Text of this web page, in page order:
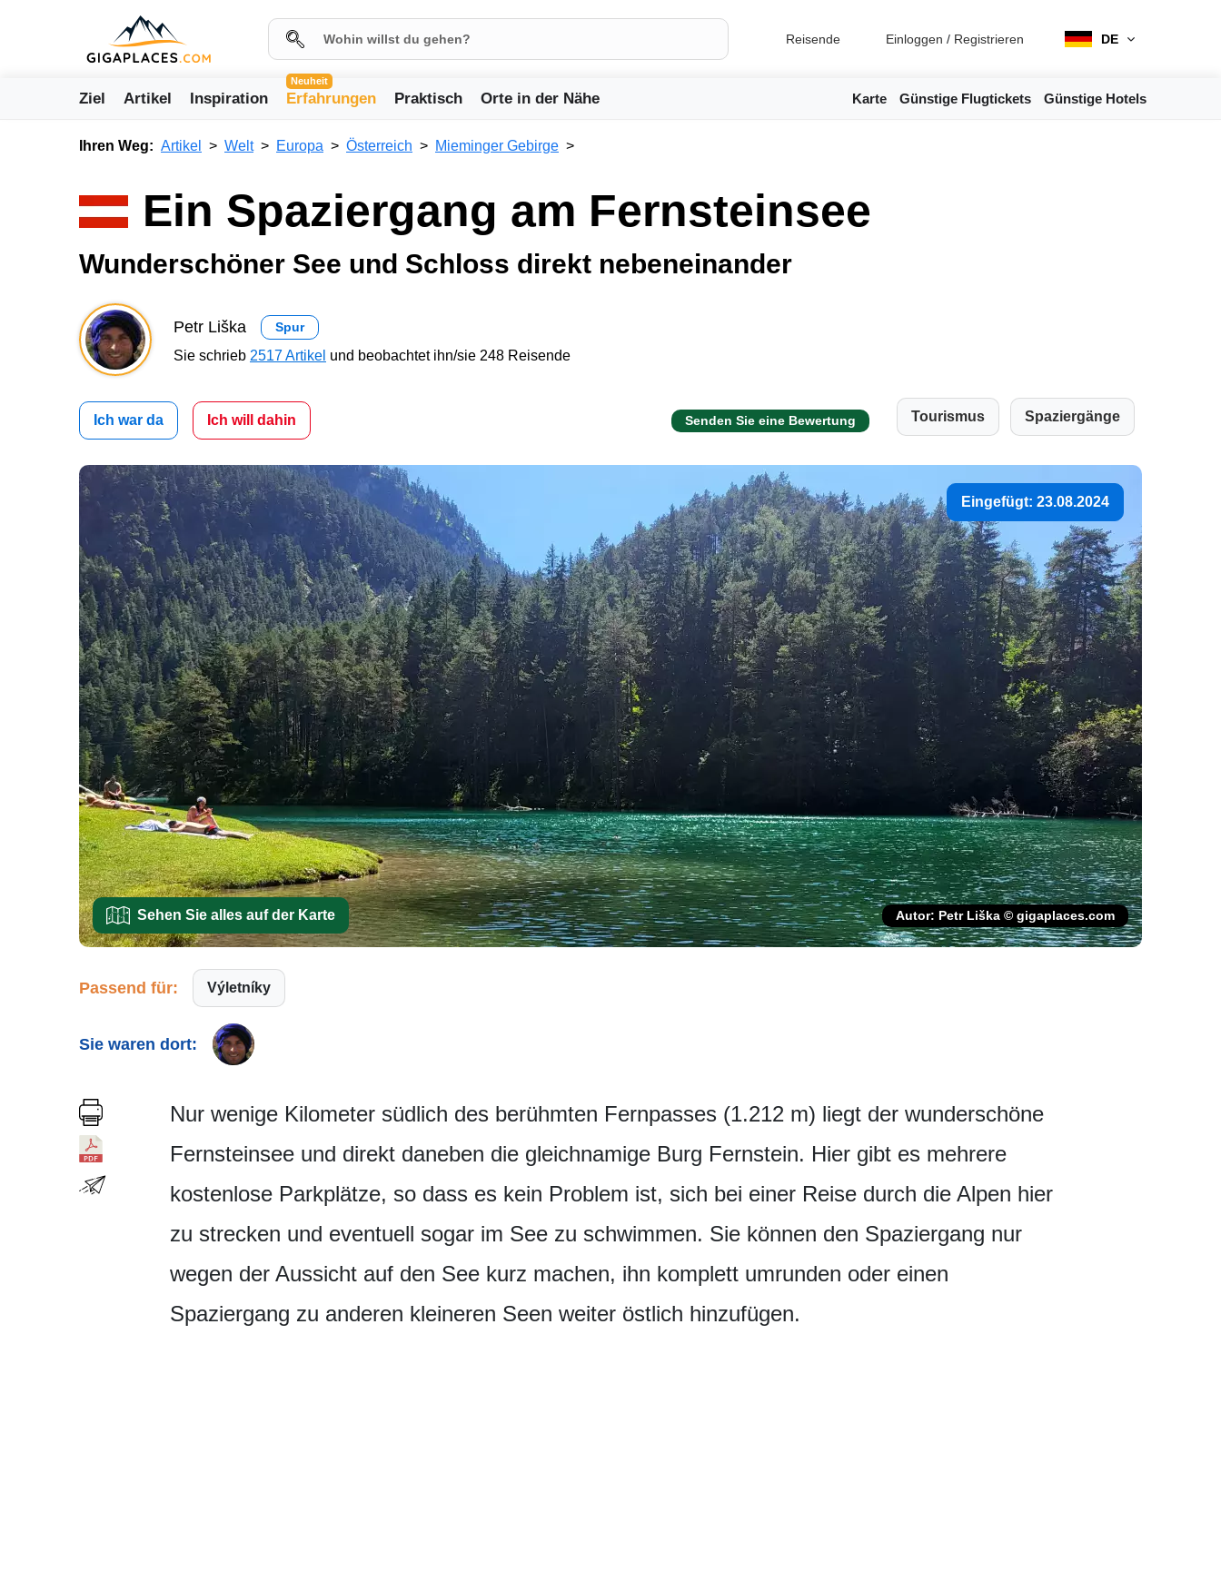
Reisende Einloggen / Registrieren DE
Ziel Artikel Inspiration
Neuheit
Erfahrungen Praktisch Orte in der Nähe Karte Günstige Flugtickets Günstige Hotels
Ihren Weg: Artikel Welt Europa Österreich Mieminger Gebirge
Ein Spaziergang am Fernsteinsee
Wunderschöner See und Schloss direkt nebeneinander
Petr Liška Spur
Sie schrieb 2517 Artikel und beobachtet ihn/sie 248 Reisende
Ich war da Ich will dahin Senden Sie eine Bewertung Tourismus Spaziergänge
Eingefügt: 23.08.2024
Sehen Sie alles auf der Karte Autor: Petr Liška © gigaplaces.com
Passend für: Výletníky
Sie waren dort:
Nur wenige Kilometer südlich des berühmten Fernpasses (1.212 m) liegt der wunderschöne
Fernsteinsee und direkt daneben die gleichnamige Burg Fernstein. Hier gibt es mehrere
kostenlose Parkplätze, so dass es kein Problem ist, sich bei einer Reise durch die Alpen hier
zu strecken und eventuell sogar im See zu schwimmen. Sie können den Spaziergang nur
wegen der Aussicht auf den See kurz machen, ihn komplett umrunden oder einen
Spaziergang zu anderen kleineren Seen weiter östlich hinzufügen.